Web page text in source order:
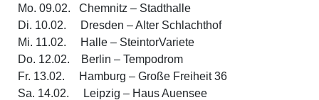
Mo. 09.02. Chemnitz – Stadthalle
Di. 10.02. Dresden – Alter Schlachthof
Mi. 11.02. Halle – SteintorVariete
Do. 12.02. Berlin – Tempodrom
Fr. 13.02. Hamburg – Große Freiheit 36
Sa. 14.02. Leipzig – Haus Auensee